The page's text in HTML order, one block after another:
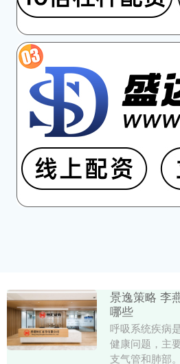
景逸策略 李
哪些
呼吸系统疾病
健康问题，主
支气管和肺部